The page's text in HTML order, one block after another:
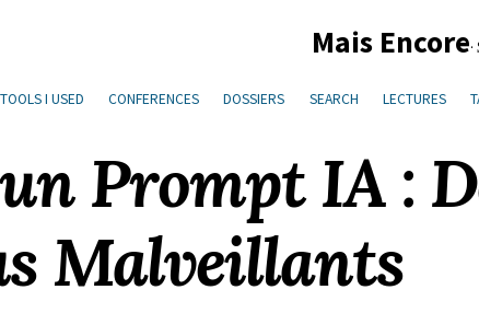
Mais Encore
I USED CONFERENCES DOSSIERS SEARCH LECTURES
Prompt IA :
Malveillants